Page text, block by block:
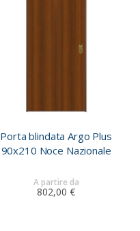
Porta blindata Argo Plus
90x210 Noce Nazionale
A partire da
802,00 €